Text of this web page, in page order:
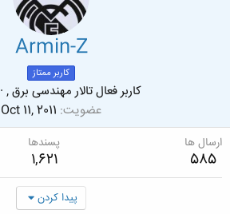
Armin-Z
کاربر ممتاز
کاربر فعال تالار مهندسی برق , ·
عضویت Oct 11, 2011
ارسال ها
585
پسندها
1,621
پیدا کردن